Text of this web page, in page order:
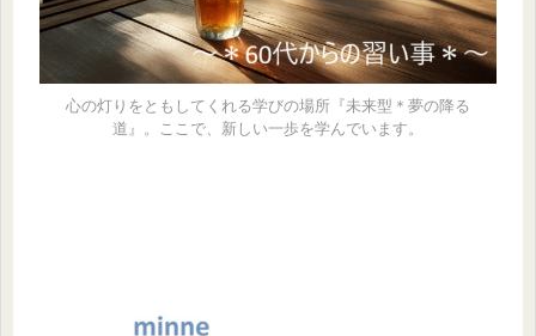
心の灯りをともしてくれる学びの場所『未来型＊夢の降る
道』。ここで、新しい一歩を学んでいます。